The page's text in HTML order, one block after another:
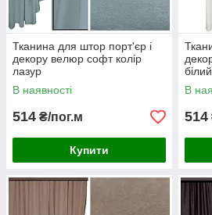
Тканина для штор порт'єр і
декору велюр софт колір
лазур
В наявності
514 ₴/пог.м
Купити
білий
В
514